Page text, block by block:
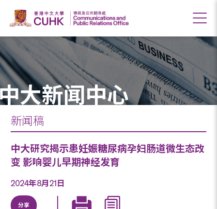
大新闻中心
新闻稿
中大研究揭示患妊娠糖尿病孕妇肠道微生态改
变 影响婴儿早期神经发育
2024年8月21日
分享